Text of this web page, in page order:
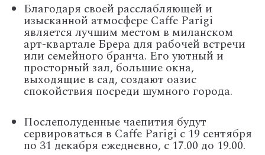
Благодаря своей расслабляющей и
изысканной атмосфере Caffe Parigi
является лучшим местом в миланском
арт-квартале Брера для рабочей встречи
или семейного бранча. Его уютный и
просторный зал, большие окна,
выходящие в сад, создают оазис
спокойствия посреди шумного города.
Послеполуденные чаепития будут
сервироваться в Caffe Parigi с 19 сентября
по 31 декабря ежедневно, с 17.00 до 19.00.